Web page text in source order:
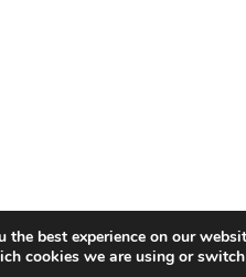
best experience on our
cookies we are using or